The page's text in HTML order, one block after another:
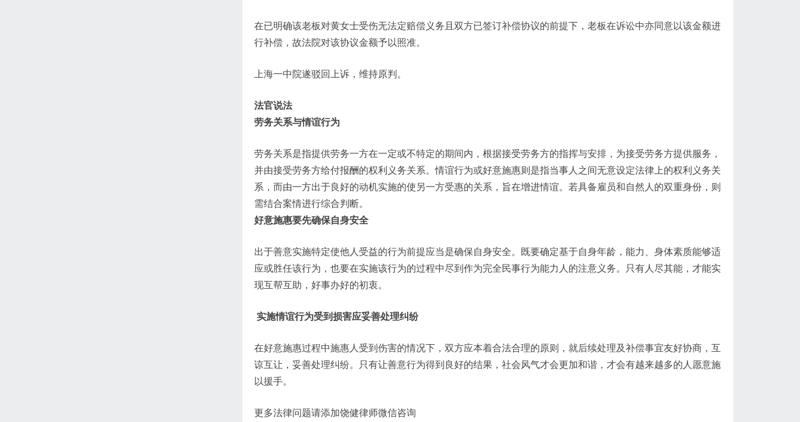
在已明确该老板对黄女士受伤无法定赔偿义务且双方已签订补偿协议的前提下，老板在诉讼中亦同意以该金额进
行补偿，故法院对该协议金额予以照准。
上海一中院遂驳回上诉，维持原判。
法官说法
劳务关系与情谊行为
劳务关系是指提供劳务一方在一定或不特定的期间内，根据接受劳务方的指挥与安排，为接受劳务方提供服务，
并由接受劳务方给付报酬的权利义务关系。情谊行为或好意施惠则是指当事人之间无意设定法律上的权利义务关
系，而由一方出于良好的动机实施的使另一方受惠的关系，旨在增进情谊。若具备雇员和自然人的双重身份，则
需结合案情进行综合判断。
好意施惠要先确保自身安全
出于善意实施特定使他人受益的行为前提应当是确保自身安全。既要确定基于自身年龄，能力、身体素质能够适
应或胜任该行为，也要在实施该行为的过程中尽到作为完全民事行为能力人的注意义务。只有人尽其能，才能实
现互帮互助，好事办好的初衷。
实施情谊行为受到损害应妥善处理纠纷
在好意施惠过程中施惠人受到伤害的情况下，双方应本着合法合理的原则，就后续处理及补偿事宜友好协商，互
谅互让，妥善处理纠纷。只有让善意行为得到良好的结果，社会风气才会更加和谐，才会有越来越多的人愿意施
以援手。
更多法律问题请添加饶健律师微信咨询